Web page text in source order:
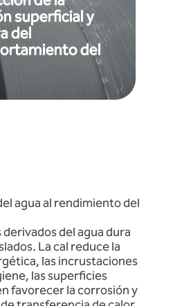
superficial y
del
del
de los enlaces de
entre las moléculas
lo que disminuye la
y da lugar a
más húmeda». Esto
el agua se extienda
eficacia, penetre
fácilmente en las
agua al rendimiento del
del agua dura
La cal reduce la
las incrustaciones
las superficies
favorecer la corrosión y